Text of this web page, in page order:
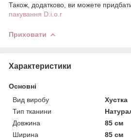
Також, додатково, ви можете
пакування D.i.o.r
Приховати
Характеристики
Основні
Вид виробу
Хустка
Тип тканини
Довжина
85 см
Ширина
85 см